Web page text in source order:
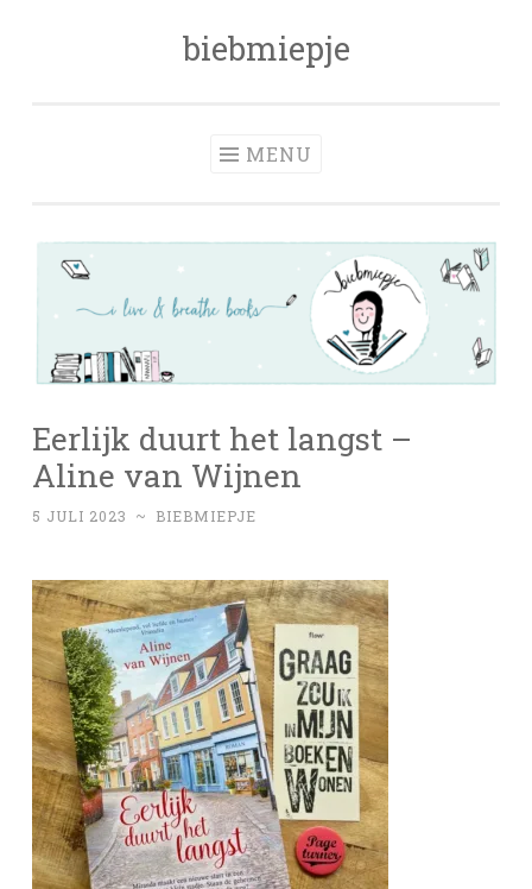
biebmiepje
MENU
Eerlijk duurt het langst –
Aline van Wijnen
5 JULI 2023 ~ BIEBMIEPJE